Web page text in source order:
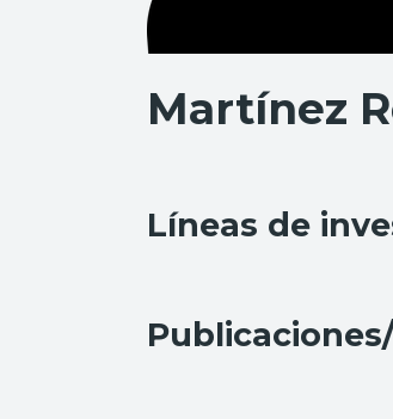
Martínez
Líneas de